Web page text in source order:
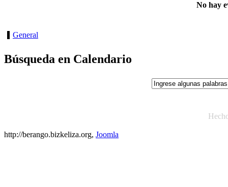
No hay
General
Búsqueda en Calendario
http://berango.bizkeliza.org, Joomla